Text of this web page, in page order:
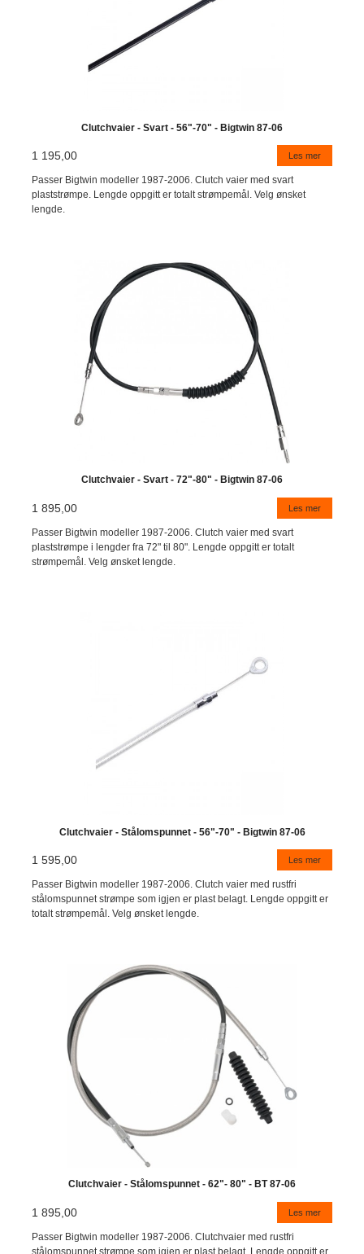
Clutchvaier - Svart - 56"-70" - Bigtwin 87-06
1 195,00 Les mer
Passer Bigtwin modeller 1987-2006. Clutch vaier med svart
plaststrømpe. Lengde oppgitt er totalt strømpemål. Velg ønsket
lengde.
Clutchvaier - Svart - 72"-80" - Bigtwin 87-06
1 895,00 Les mer
Passer Bigtwin modeller 1987-2006. Clutch vaier med svart
plaststrømpe i lengder fra 72" til 80". Lengde oppgitt er totalt
strømpemål. Velg ønsket lengde.
Clutchvaier - Stålomspunnet - 56"-70" - Bigtwin 87-06
1 595,00 Les mer
Passer Bigtwin modeller 1987-2006. Clutch vaier med rustfri
stålomspunnet strømpe som igjen er plast belagt. Lengde oppgitt er
totalt strømpemål. Velg ønsket lengde.
Clutchvaier - Stålomspunnet - 62"- 80" - BT 87-06
1 895,00 Les mer
Passer Bigtwin modeller 1987-2006. Clutchvaier med rustfri
stålomspunnet strømpe som igjen er plast belagt. Lengde oppgitt er